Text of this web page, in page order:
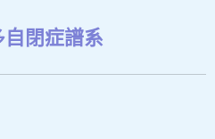
自閉症譜系